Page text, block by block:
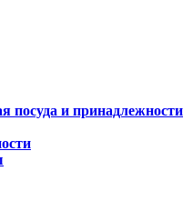
посуда и принадлежности